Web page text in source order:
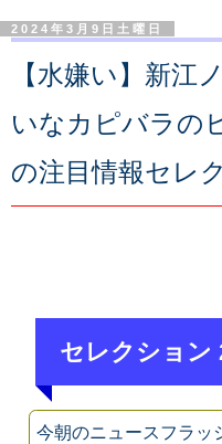
2024年3月9日土曜日
【水嫌い】新江
いなカピバラの
の注目情報セレ
セレクション
今朝のニュースフラッ